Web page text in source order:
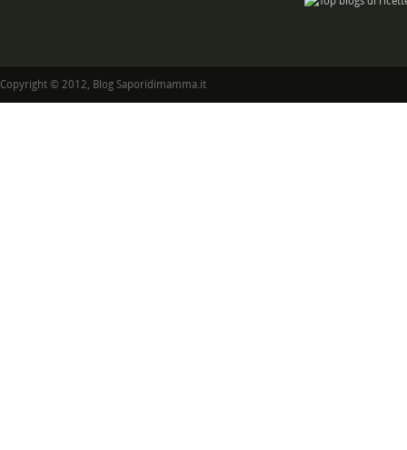
Copyright © 2012, Blog Saporidimamma.it